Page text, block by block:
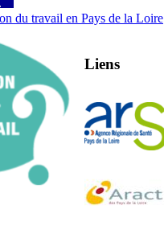
du travail en Pays de la Loire
Liens